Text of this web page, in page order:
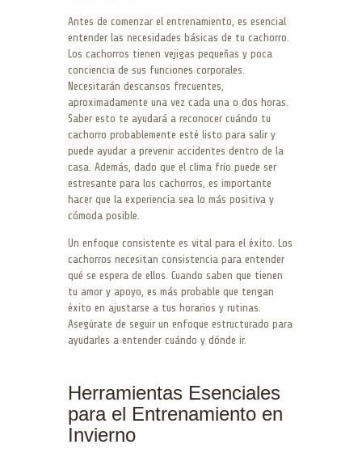
Antes de comenzar el entrenamiento, es esencial
entender las necesidades básicas de tu cachorro.
Los cachorros tienen vejigas pequeñas y poca
conciencia de sus funciones corporales.
Necesitarán descansos frecuentes,
aproximadamente una vez cada una o dos horas.
Saber esto te ayudará a reconocer cuándo tu
cachorro probablemente esté listo para salir y
puede ayudar a prevenir accidentes dentro de la
casa. Además, dado que el clima frío puede ser
estresante para los cachorros, es importante
hacer que la experiencia sea lo más positiva y
cómoda posible.
Un enfoque consistente es vital para el éxito. Los
cachorros necesitan consistencia para entender
qué se espera de ellos. Cuando saben que tienen
tu amor y apoyo, es más probable que tengan
éxito en ajustarse a tus horarios y rutinas.
Asegúrate de seguir un enfoque estructurado para
ayudarles a entender cuándo y dónde ir.
Herramientas Esenciales
para el Entrenamiento en
Invierno